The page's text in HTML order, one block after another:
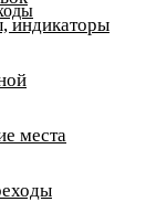
индикаторы
места